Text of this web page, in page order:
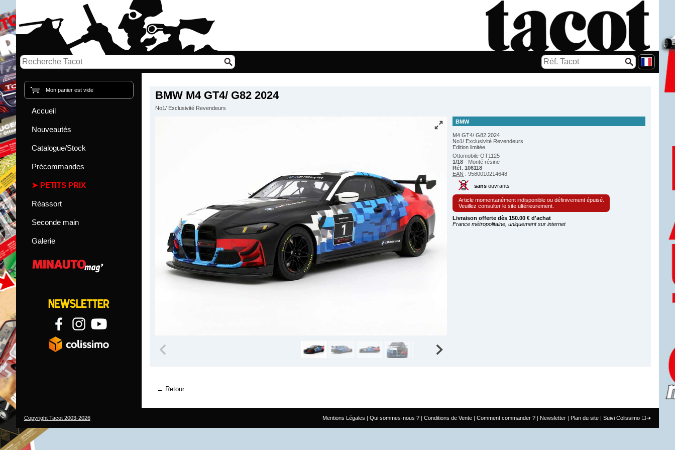
BMW M4 GT4/ G82 2024
No1/ Exclusivité Revendeurs
BMW
M4 GT4/ G82 2024
No1/ Exclusivité Revendeurs
Edition limitée
Ottomobile OT1125
1/18 - Monté résine
Réf. 106118
EAN : 9580010214648
sansouvrants
Article momentanément indisponible ou définivement épuisé.
Veuillez consulter le site ultérieurement.
Livraison offerte dès 150.00 € d'achat
France métropolitaine, uniquement sur internet
Retour
Mon panier est vide
Accueil
Nouveautés
Catalogue/Stock
Précommandes
PETITS PRIX
Réassort
Seconde main
Galerie
Mentions Légales Qui sommes-nous ? Conditions de Vente Comment commander ? Newsletter Plan du site Suivi Colissimo
Copyright Tacot 2003-2026